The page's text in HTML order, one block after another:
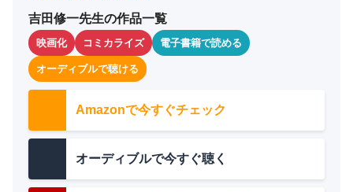
吉田修一先生の作品一覧
映画化 コミカライズ 電子書籍で読める
オーディブルで聴ける
Amazonで今すぐチェック
オーディブルで今すぐ聴く